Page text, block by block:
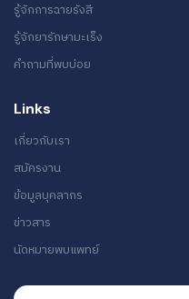
รู้จักการฉายรังสี
รู้จักยารักษามะเร็ง
คำถามที่พบบ่อย
Links
เกี่ยวกับเรา
สมัครงาน
ข้อมูลบุคลากร
ข่าวสาร
นัดหมายพบแพทย์